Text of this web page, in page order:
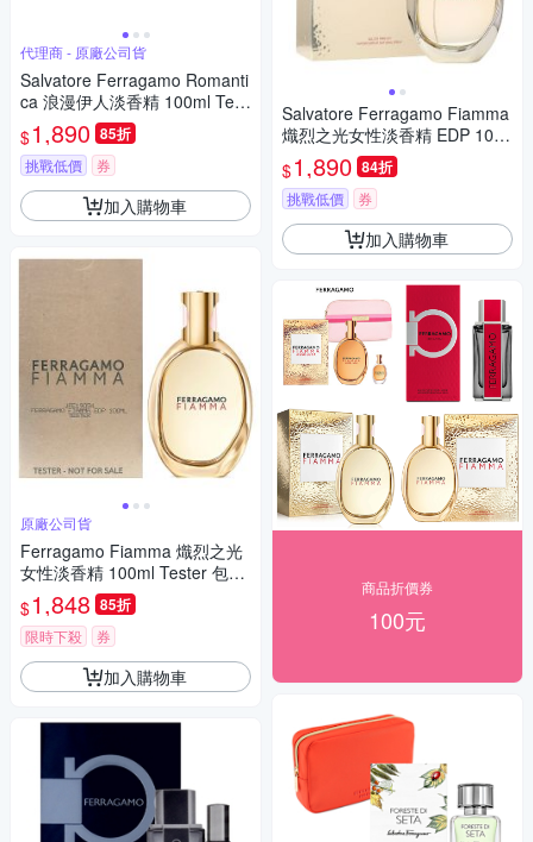
代理商 - 原廠公司貨
Salvatore Ferragamo Romanti
ca 浪漫伊人淡香精 100ml Test
er 包裝 (原廠公司貨)
$1,890 85折
挑戰低價 券
加入購物車
原廠公司貨
Ferragamo Fiamma 熾烈之光
女性淡香精 100ml Tester 包裝
(原廠公司貨)
$1,848 85折
限時下殺 券
加入購物車
Salvatore Ferragamo Fiamma
熾烈之光女性淡香精 EDP 100
ml 平行輸入
$1,890 84折
挑戰低價 券
加入購物車
商品折價券
100元